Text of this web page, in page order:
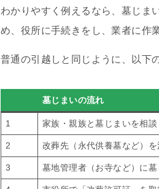
わかりやすく例えるなら、墓じま
め、役所に手続きをし、業者に作
普通の引越しと同じように、以下
墓じまいの流れ
1 家族・親族と墓じまいを相談
2 改葬先（永代供養墓など）を
3 墓地管理者（お寺など）に